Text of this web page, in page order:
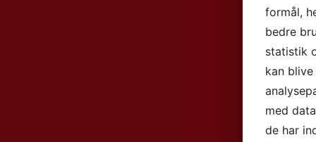
formål,
bedre
statistik
kan
med
de har